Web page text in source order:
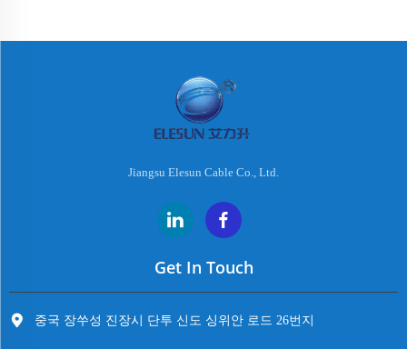
Jiangsu Elesun Cable Co., Ltd.
Get In Touch
중국 장쑤성 진장시 단투 신도 싱위안 로드 26번지